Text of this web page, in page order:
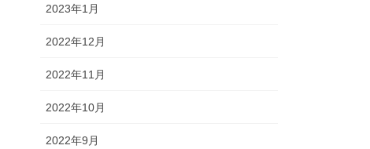
2023年1月
2022年12月
2022年11月
2022年10月
2022年9月